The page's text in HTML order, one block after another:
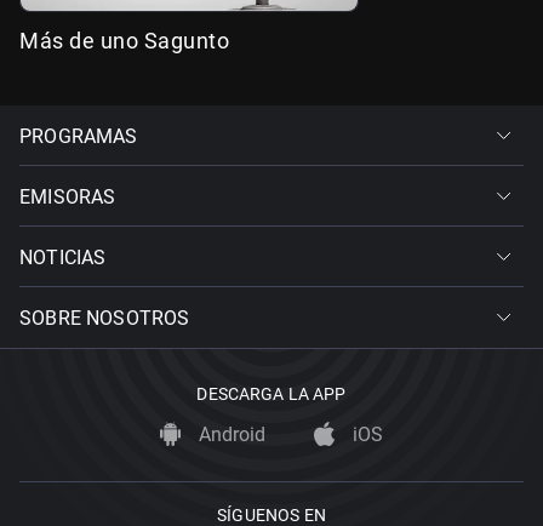
Más de uno Sagunto
PROGRAMAS
EMISORAS
NOTICIAS
SOBRE NOSOTROS
DESCARGA LA APP
Android iOS
SÍGUENOS EN